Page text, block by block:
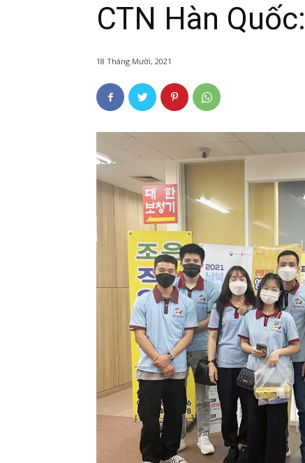
CTN Hàn
18 Tháng Mười, 2021